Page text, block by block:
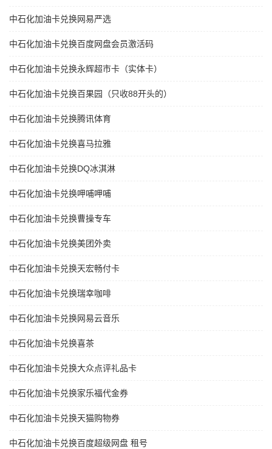
中石化加油卡兑换网易严选
中石化加油卡兑换百度网盘会员激活码
中石化加油卡兑换永辉超市卡（实体卡）
中石化加油卡兑换百果园（只收88开头的）
中石化加油卡兑换腾讯体育
中石化加油卡兑换喜马拉雅
中石化加油卡兑换DQ冰淇淋
中石化加油卡兑换呷哺呷哺
中石化加油卡兑换曹操专车
中石化加油卡兑换美团外卖
中石化加油卡兑换天宏畅付卡
中石化加油卡兑换瑞幸咖啡
中石化加油卡兑换网易云音乐
中石化加油卡兑换喜茶
中石化加油卡兑换大众点评礼品卡
中石化加油卡兑换家乐福代金券
中石化加油卡兑换天猫购物券
中石化加油卡兑换百度超级网盘 租号